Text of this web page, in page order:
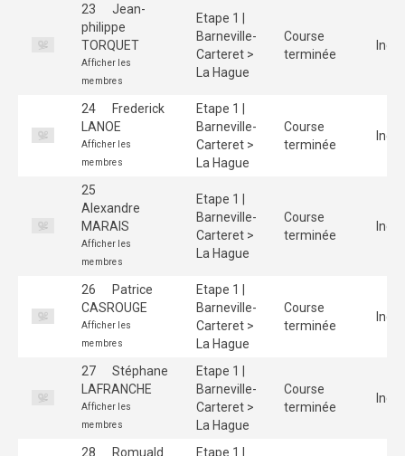
23
Jean-
philippe
TORQUET
Afficher les
membres
Etape 1 |
Barneville-
Carteret >
La Hague
Course
terminée
24
Frederick
LANOE
Afficher les
membres
Etape 1 |
Barneville-
Carteret >
La Hague
Course
terminée
25
Alexandre
MARAIS
Afficher les
membres
Etape 1 |
Barneville-
Carteret >
La Hague
Course
terminée
26
Patrice
CASROUGE
Afficher les
membres
Etape 1 |
Barneville-
Carteret >
La Hague
Course
terminée
27
Stéphane
LAFRANCHE
Afficher les
membres
Etape 1 |
Barneville-
Carteret >
La Hague
Course
terminée
28 Romuald Etape 1 |